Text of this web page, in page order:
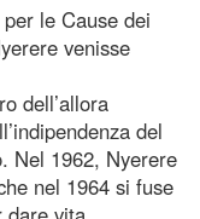
le Cause dei
venisse
dell’allora
del
Nel 1962, Nyerere
nel 1964 si fuse